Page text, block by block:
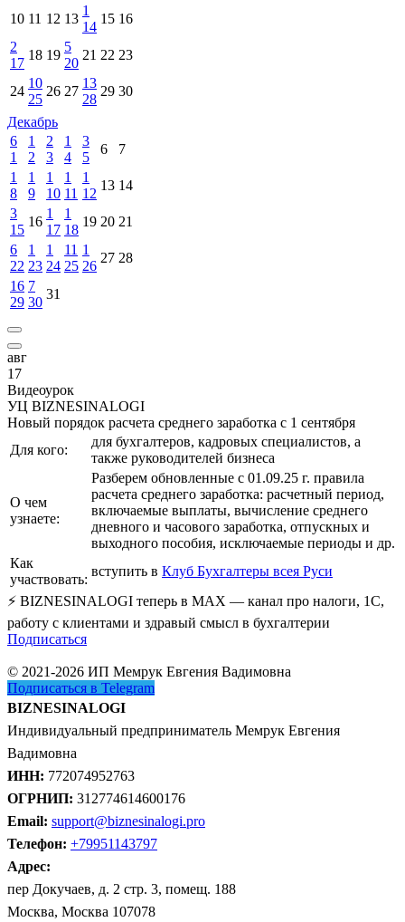
10 11 12 13
1
14
15 16
2
17
18 19
5
20
21 22 23
24
10
25
26 27
13
28
29 30
Декабрь
6
1
1
2
2
3
1
4
3
5
6
7
1
8
1
9
1
10
1
11
1
12
13 14
3
15
16
1
17
1
18
19 20 21
6
22
1
23
1
24
11
25
1
26
27 28
16
29
7
30
31
авг
17
Видеоурок
УЦ BIZNESINALOGI
Новый порядок расчета среднего заработка с 1 сентября
Для кого:
для бухгалтеров, кадровых специалистов, а
также руководителей бизнеса
О чем
узнаете:
Разберем обновленные с 01.09.25 г. правила
расчета среднего заработка: расчетный период,
включаемые выплаты, вычисление среднего
дневного и часового заработка, отпускных и
выходного пособия, исключаемые периоды и др.
Как
участвовать:
вступить в Клуб Бухгалтеры всея Руси
⚡ BIZNESINALOGI теперь в MAX — канал про налоги, 1С,
работу с клиентами и здравый смысл в бухгалтерии
Подписаться
© 2021-2026 ИП Мемрук Евгения Вадимовна
Подписаться в Telegram
BIZNESINALOGI
Индивидуальный предприниматель Мемрук Евгения
Вадимовна
ИНН: 772074952763
ОГРНИП: 312774614600176
Email: support@biznesinalogi.pro
Телефон: +79951143797
Адрес:
пер Докучаев, д. 2 стр. 3, помещ. 188
Москва, Москва 107078